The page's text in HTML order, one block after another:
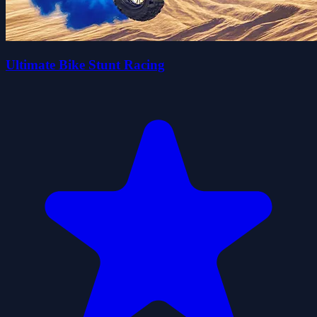
Ultimate Bike Stunt Racing